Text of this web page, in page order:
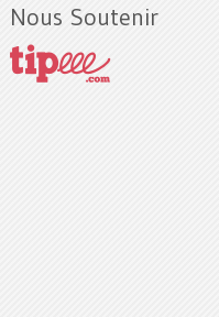
Nous Soutenir